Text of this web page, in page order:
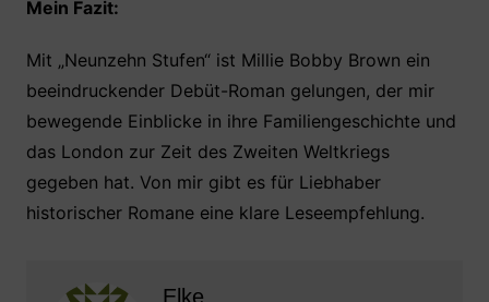
Mein Fazit:
Mit „Neunzehn Stufen“ ist Millie Bobby Brown ein
beeindruckender Debüt-Roman gelungen, der mir
bewegende Einblicke in ihre Familiengeschichte und
das London zur Zeit des Zweiten Weltkriegs
gegeben hat. Von mir gibt es für Liebhaber
historischer Romane eine klare Leseempfehlung.
Elke